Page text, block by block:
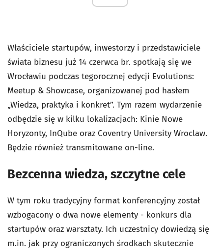
Właściciele startupów, inwestorzy i przedstawiciele
świata biznesu już 14 czerwca br. spotkają się we
Wrocławiu podczas tegorocznej edycji Evolutions:
Meetup & Showcase, organizowanej pod hasłem
„Wiedza, praktyka i konkret”. Tym razem wydarzenie
odbędzie się w kilku lokalizacjach: Kinie Nowe
Horyzonty, InQube oraz Coventry University Wroclaw.
Będzie również transmitowane on-line.
Bezcenna wiedza, szczytne cele
W tym roku tradycyjny format konferencyjny został
wzbogacony o dwa nowe elementy - konkurs dla
startupów oraz warsztaty. Ich uczestnicy dowiedzą się
m.in. jak przy ograniczonych środkach skutecznie